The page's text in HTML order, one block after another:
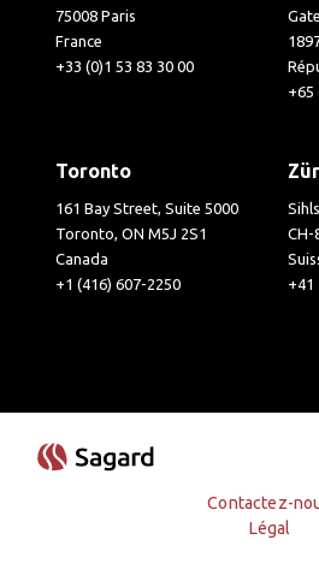
75008 Paris
France
+33 (0)1 53 83 30 00
+65
Toronto
161 Bay Street, Suite 5000
Toronto, ON M5J 2S1
Canada
+1 (416) 607-2250
CH-
+41
Contactez-
Légal